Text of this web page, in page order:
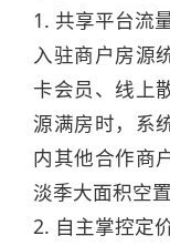
1. 共享平台流
入驻商户房源
卡会员、线上
源满房时，系
内其他合作商
淡季大面积空
2. 自主掌控定